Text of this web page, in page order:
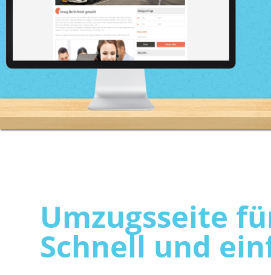
Umzugsseite
Schnell und